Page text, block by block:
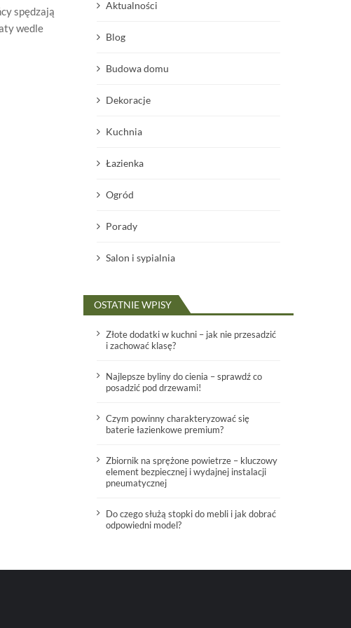
spędzają
wedle
Aktualności
Blog
Budowa domu
Dekoracje
Kuchnia
Łazienka
Ogród
Porady
Salon i sypialnia
OSTATNIE WPISY
Złote dodatki w kuchni – jak nie przesadzić
i zachować klasę?
Najlepsze byliny do cienia – sprawdź co
posadzić pod drzewami!
Czym powinny charakteryzować się
baterie łazienkowe premium?
Zbiornik na sprężone powietrze – kluczowy
element bezpiecznej i wydajnej instalacji
pneumatycznej
Do czego służą stopki do mebli i jak dobrać
odpowiedni model?